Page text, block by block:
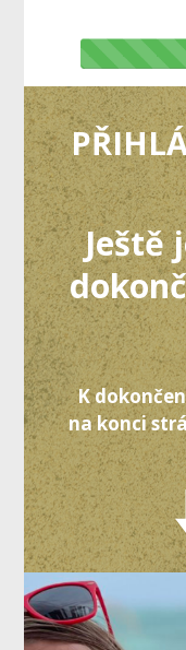
Ještě
K
na konci